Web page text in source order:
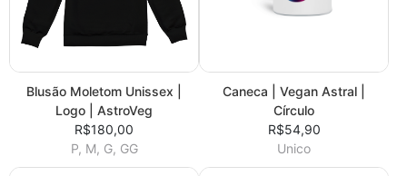
Blusão Moletom Unissex |
Logo | AstroVeg
R$180,00
P, M, G, GG
Caneca | Vegan Astral |
Círculo
R$54,90
Unico